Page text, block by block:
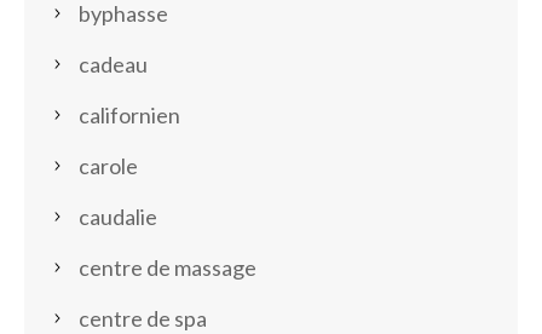
byphasse
cadeau
californien
carole
caudalie
centre de massage
centre de spa